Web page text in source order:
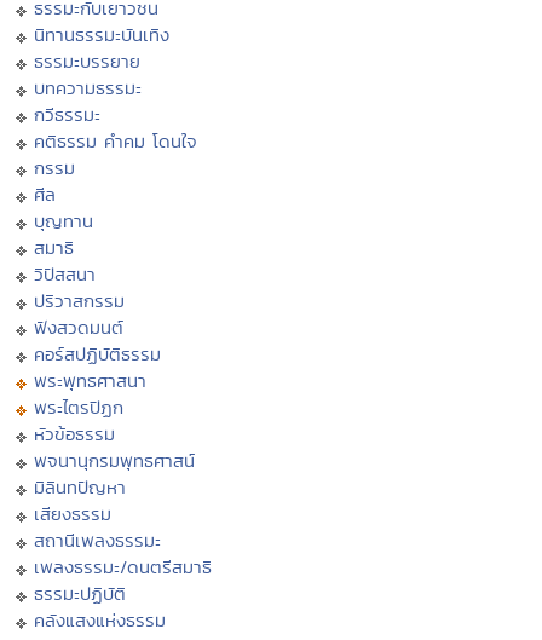
ธรรมะกับเยาวชน
นิทานธรรมะบันเทิง
ธรรมะบรรยาย
บทความธรรมะ
กวีธรรมะ
คติธรรม คำคม โดนใจ
กรรม
ศีล
บุญทาน
สมาธิ
วิปัสสนา
ปริวาสกรรม
ฟังสวดมนต์
คอร์สปฏิบัติธรรม
พระพุทธศาสนา
พระไตรปิฏก
หัวข้อธรรม
พจนานุกรมพุทธศาสน์
มิลินทปัญหา
เสียงธรรม
สถานีเพลงธรรมะ
เพลงธรรมะ/ดนตรีสมาธิ
ธรรมะปฏิบัติ
คลังแสงแห่งธรรม